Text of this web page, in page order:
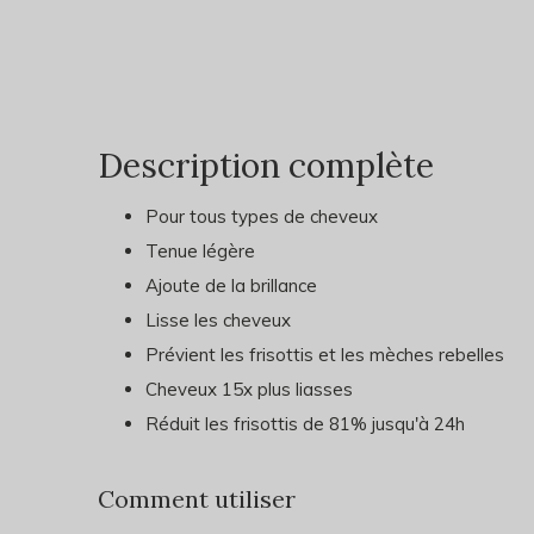
Description complète
Pour tous types de cheveux
Tenue légère
Ajoute de la brillance
Lisse les cheveux
Prévient les frisottis et les mèches rebelles
Cheveux 15x plus liasses
Réduit les frisottis de 81% jusqu'à 24h
Comment utiliser